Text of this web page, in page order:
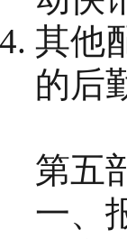
其他
的后
第五
一、